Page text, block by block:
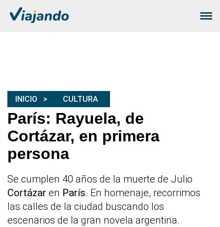
INICIO CULTURA
París: Rayuela, de
Cortázar, en primera
persona
Se cumplen 40 años de la muerte de Julio
Cortázar en París. En homenaje, recorrimos
las calles de la ciudad buscando los
escenarios de la gran novela argentina.